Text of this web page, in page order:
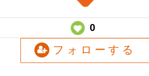
0
フォローする